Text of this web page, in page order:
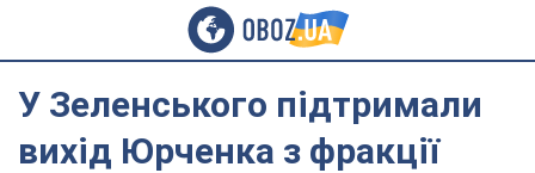
У Зеленського підтримали
вихід Юрченка з фракції